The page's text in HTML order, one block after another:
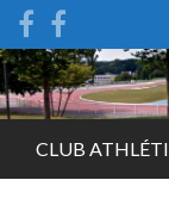
CLUB